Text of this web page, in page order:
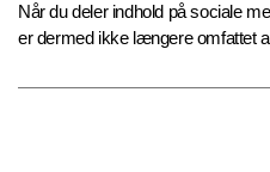
Når du deler indhold på sociale
er dermed ikke længere omfattet